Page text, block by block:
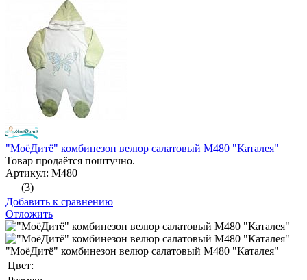
"МоёДитё" комбинезон велюр салатовый М480 "Каталея"
Товар продаётся поштучно.
Артикул: М480
(3)
Добавить к сравнению
Отложить
"МоёДитё" комбинезон велюр салатовый М480 "Каталея"
Цвет: